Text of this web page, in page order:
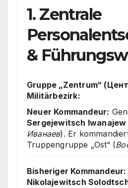
1. Zentrale
&
Gruppe „Zentrum“
Militärbezirk:
Neuer Kommandeur:
Sergejewitsch Iwanajew
Иванаев). Er
Truppengruppe „Ost“ (
Bisheriger Kommandeur:
Nikolajewitsch